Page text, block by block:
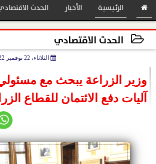
الرئيسية الأخبار الحدث
بنوك
الحدث الاقتصادي
الثلاثاء، 22 نوفمبر 2022
وزير الزراعة يبحث مع
آليات دفع الائتمان للقطاع